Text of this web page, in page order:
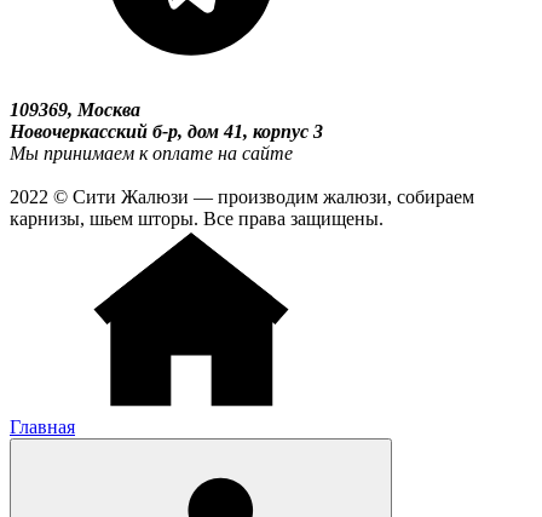
109369, Москва
Новочеркасский б-р, дом 41, корпус 3
Мы принимаем к оплате на сайте
2022 © Сити Жалюзи — производим жалюзи, собираем
карнизы, шьем шторы. Все права защищены.
Главная